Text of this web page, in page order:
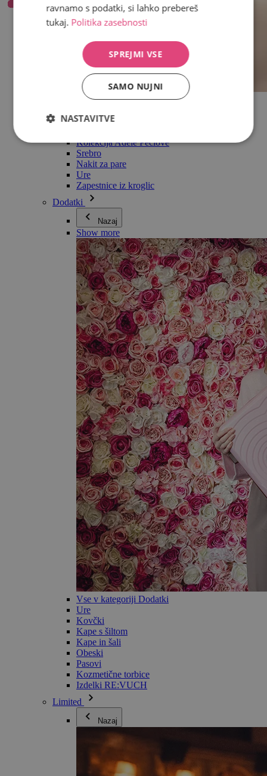
Vse v kategoriji Nakit
Zapestnice
Kolekcija Adéle Pečlové
Srebro
Nakit za pare
Ure
Zapestnice iz kroglic
Dodatki
Nazaj
Show more
Vse v kategoriji Dodatki
Ure
Kovčki
Kape s šiltom
Kape in šali
Obeski
Pasovi
Kozmetične torbice
Izdelki RE:VUCH
Limited
Nazaj
ravnamo s podatki, si lahko prebereš
tukaj. Politika zasebnosti
SPREJMI VSE
SAMO NUJNI
NASTAVITVE